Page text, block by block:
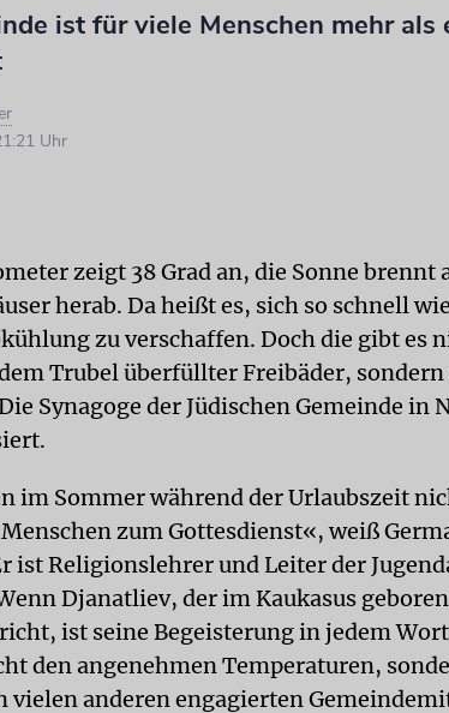
ist für viele Menschen mehr als
Uhr
zeigt 38 Grad an, die Sonne brennt
herab. Da heißt es, sich so schnell
zu verschaffen. Doch die gibt es
Trubel überfüllter Freibäder,
Synagoge der Jüdischen Gemeinde in
im Sommer während der Urlaubszeit
zum Gottesdienst«, weiß
ist Religionslehrer und Leiter der
Djanatliev, der im Kaukasus
ist seine Begeisterung in jedem
den angenehmen Temperaturen,
vielen anderen engagierten